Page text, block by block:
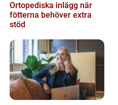
Ortopediska inlägg när
fötterna behöver extra
stöd